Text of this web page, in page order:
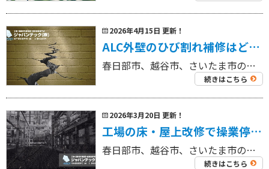
2026年4月15日 更新！
ALC外壁のひび割れ補修はどう進める？越谷市・春日部市・さいたま市の工場・倉庫オーナー向けに原因・補修方法・費用目安を解説
春日部市、越谷市、さいたま市の工場を中心に外壁塗装工事・屋根塗装工事、リフォーム工事を専門にしている 工場・倉庫の外壁塗装・屋根塗装専門店ジャパンテック（株）です！ 代表取締役の奈良部です！ ALC外壁は、工場や倉庫、事 […]
続きはこちら
2026年3月20日 更新！
工場の床・屋上改修で操業停止を最小限に！塗り床・防水工事の工法比較と失敗しない業者選び
春日部市、越谷市、さいたま市の工場を中心に外壁塗装工事・屋根塗装工事、リフォーム工事を専門にしている 工場・倉庫の外壁塗装・屋根塗装専門店ジャパンテック（株）です！ 代表取締役の奈良部です！ 工場や倉庫の床や屋上は、日々 […]
続きはこちら